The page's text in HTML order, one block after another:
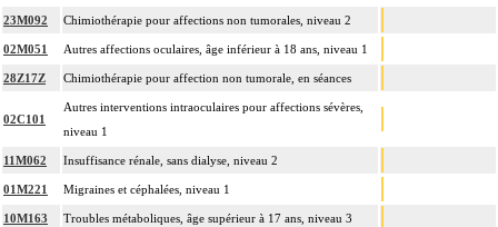
23M092 Chimiothérapie pour affections non tumorales, niveau 2
02M051 Autres affections oculaires, âge inférieur à 18 ans, niveau 1
28Z17Z Chimiothérapie pour affection non tumorale, en séances
02C101
Autres interventions intraoculaires pour affections sévères,
niveau 1
11M062 Insuffisance rénale, sans dialyse, niveau 2
01M221 Migraines et céphalées, niveau 1
10M163 Troubles métaboliques, âge supérieur à 17 ans, niveau 3